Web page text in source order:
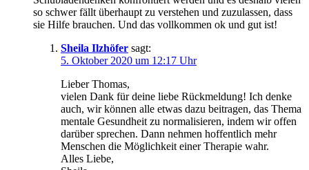
so schwer fällt überhaupt zu verstehen und zuzulassen, dass
sie Hilfe brauchen. Und das vollkommen ok und gut ist!
Sheila Ilzhöfer sagt:
5. Oktober 2020 um 12:17 Uhr
Lieber Thomas,
vielen Dank für deine liebe Rückmeldung! Ich denke
auch, wir können alle etwas dazu beitragen, das Thema
mentale Gesundheit zu normalisieren, indem wir offen
darüber sprechen. Dann nehmen hoffentlich mehr
Menschen die Möglichkeit einer Therapie wahr.
Alles Liebe,